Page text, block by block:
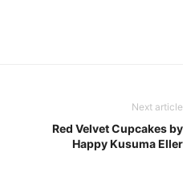
Next article
Red Velvet Cupcakes by
Happy Kusuma Eller